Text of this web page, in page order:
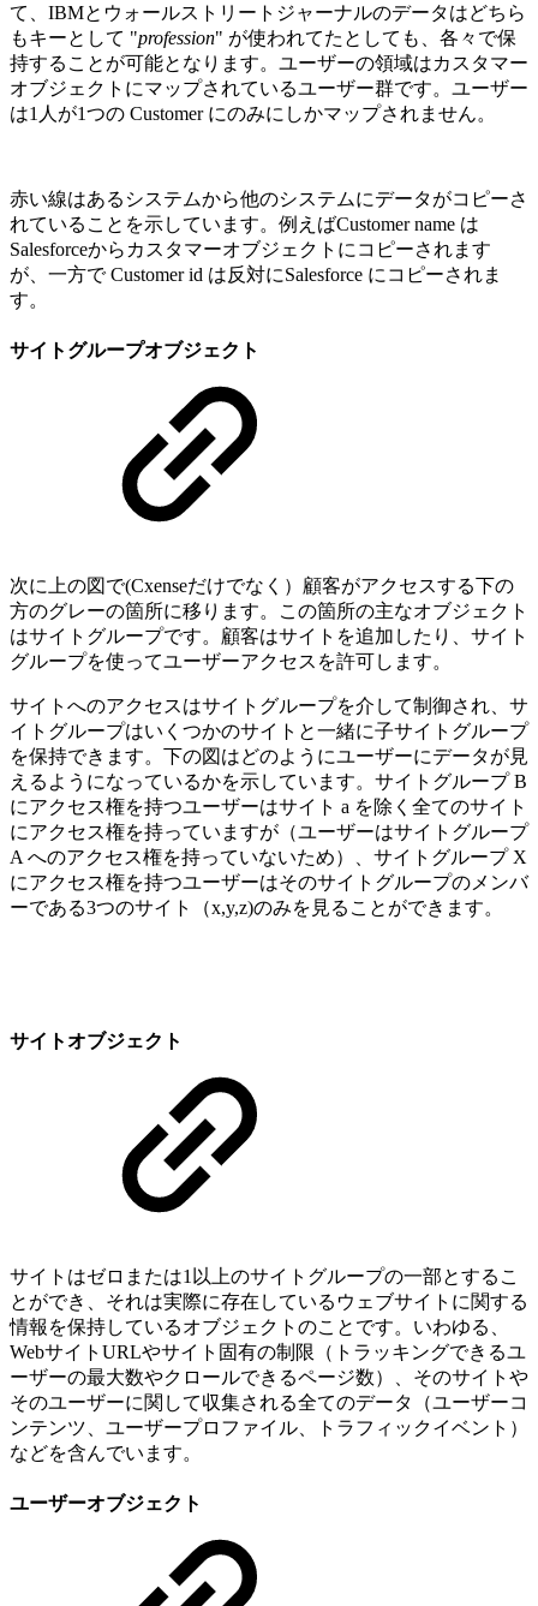
て、IBMとウォールストリートジャーナルのデータはどちら
もキーとして "profession" が使われてたとしても、各々で保
持することが可能となります。ユーザーの領域はカスタマー
オブジェクトにマップされているユーザー群です。ユーザー
は1人が1つの Customer にのみにしかマップされません。
赤い線はあるシステムから他のシステムにデータがコピーさ
れていることを示しています。例えばCustomer name は
Salesforceからカスタマーオブジェクトにコピーされます
が、一方で Customer id は反対にSalesforce にコピーされま
す。
サイトグループオブジェクト
次に上の図で(Cxenseだけでなく）顧客がアクセスする下の
方のグレーの箇所に移ります。この箇所の主なオブジェクト
はサイトグループです。顧客はサイトを追加したり、サイト
グループを使ってユーザーアクセスを許可します。
サイトへのアクセスはサイトグループを介して制御され、サ
イトグループはいくつかのサイトと一緒に子サイトグループ
を保持できます。下の図はどのようにユーザーにデータが見
えるようになっているかを示しています。サイトグループ B
にアクセス権を持つユーザーはサイト a を除く全てのサイト
にアクセス権を持っていますが（ユーザーはサイトグループ
A へのアクセス権を持っていないため）、サイトグループ X
にアクセス権を持つユーザーはそのサイトグループのメンバ
ーである3つのサイト（x,y,z)のみを見ることができます。
サイトオブジェクト
サイトはゼロまたは1以上のサイトグループの一部とするこ
とができ、それは実際に存在しているウェブサイトに関する
情報を保持しているオブジェクトのことです。いわゆる、
WebサイトURLやサイト固有の制限（トラッキングできるユ
ーザーの最大数やクロールできるページ数）、そのサイトや
そのユーザーに関して収集される全てのデータ（ユーザーコ
ンテンツ、ユーザープロファイル、トラフィックイベント）
などを含んでいます。
ユーザーオブジェクト